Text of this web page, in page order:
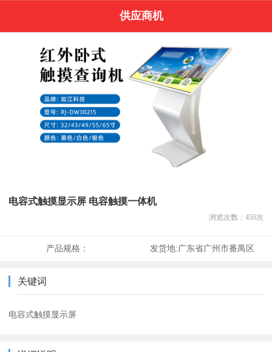
供应商机
电容式触摸显示屏 电容触摸一体机
浏览次数： 450次
产品规格： 发货地:广东省广州市番禺区
关键词
电容式触摸显示屏